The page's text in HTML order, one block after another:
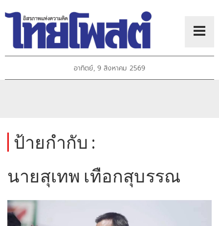
อาทิตย์, 9 สิงหาคม 2569
ป้ายกำกับ :
นายสุเทพ เทือกสุบรรณ